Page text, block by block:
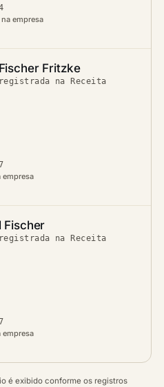
empresa
Fritzke
na Receita
empresa
Fischer
na Receita
empresa
é exibido conforme os registros